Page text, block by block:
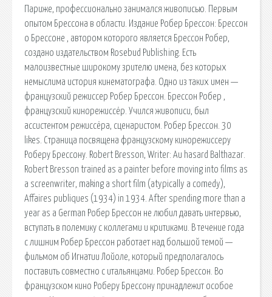
Париже, профессионально занимался живописью. Первым
опытом Брессона в области. Издание Робер Брессон: Брессон
о Брессоне , автором которого является Брессон Робер,
создано издательством Rosebud Publishing. Есть
малоизвестные широкому зрителю имена, без которых
немыслима история кинематографа. Одно из таких имен —
французский режиссер Робер Брессон. Брессон Робер ,
французский кинорежиссёр. Учился живописи, был
ассистентом режиссёра, сценаристом. Робер Брессон. 30
likes. Страница посвящена французскому кинорежиссеру
Роберу Брессону. Robert Bresson, Writer: Au hasard Balthazar.
Robert Bresson trained as a painter before moving into films as
a screenwriter, making a short film (atypically a comedy),
Affaires publiques (1934) in 1934. After spending more than a
year as a German Робер Брессон не любил давать интервью,
вступать в полемику с коллегами и критиками. В течение года
с лишним Робер Брессон работает над большой темой —
фильмом об Игнатии Лойоле, который предполагалось
поставить совместно с итальянцами. Робер Брессон. Во
французском кино Роберу Брессону принадлежит особое